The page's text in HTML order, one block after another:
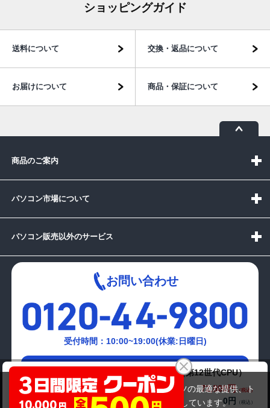
THIRDWAVE DOSPARA Slim Magnate IM（第12世代CPU）
商品価格(税込) 72,800円
74,800円
オプション小計価格(税込) 0円
ショッピングガイド
送料について 交換・返品について
お届けについて 商品・保証について
商品のご案内
パソコン市場について
パソコン販売以外のサービス
お問い合わせ
受付時間：10:00~19:00(休業:日曜日)
メールでの
お問い合わせはこちら
当サイトでは利用体験の向上およびコンテンツの最適な提供、ト
ラフィックの分析を目的としてCookieを使用しています。